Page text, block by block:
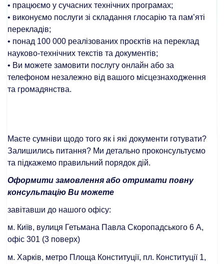
• працюємо у сучасних технічних програмах;
• виконуємо послуги зі складання глосарію та пам’яті
перекладів;
• понад 100 000 реалізованих проєктів на переклад
науково-технічних текстів та документів;
• Ви можете замовити послугу онлайн або за
телефоном незалежно від вашого місцезнаходження
та громадянства.
Маєте сумніви щодо того як і які документи готувати?
Залишились питання? Ми детально проконсультуємо
та підкажемо правильний порядок дій.
Оформити замовлення або отримати повну
консультацію Ви можете
завітавши до нашого офісу:
м. Київ, вулиця Гетьмана Павла Скоропадського 6 А,
офіс 301 (3 поверх)
м. Харків, метро Площа Конституції, пл. Конституції 1,